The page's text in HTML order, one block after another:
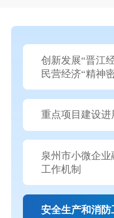
创新发展“晋江
民营经济“精神
重点项目建设进
泉州市小微企业
工作机制
安全生产和消防